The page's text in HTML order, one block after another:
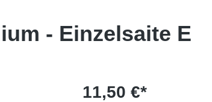
- Einzelsaite E
11,50 €*